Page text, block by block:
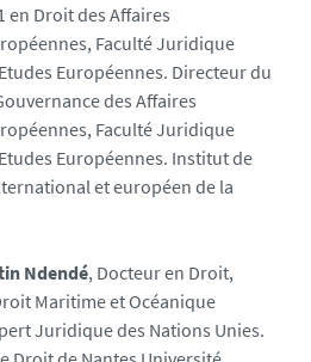
en Droit des Affaires
Faculté Juridique
Européennes. Directeur du
des Affaires
Faculté Juridique
Européennes. Institut de
et européen de la
Ndendé, Docteur en Droit,
Maritime et Océanique
Juridique des Nations Unies.